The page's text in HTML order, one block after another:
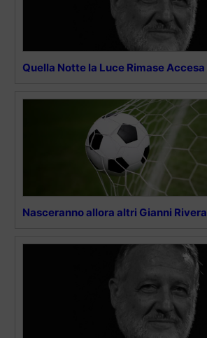
Quella Notte la Luce Rimase Accesa
Nasceranno allora altri Gianni Rivera